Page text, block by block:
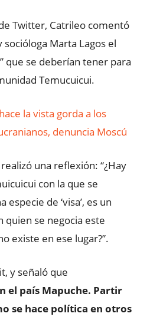
Twitter, Catrileo comentó
Marta Lagos el
que se deberían tener para
Temucuicui.
la vista gorda a los
denuncia Moscú
una reflexión: “¿Hay
con la que se
especie de ‘visa’, es un
quien se negocia este
existe en ese lugar?”.
y señaló que
el país Mapuche. Partir
se hace política en otros